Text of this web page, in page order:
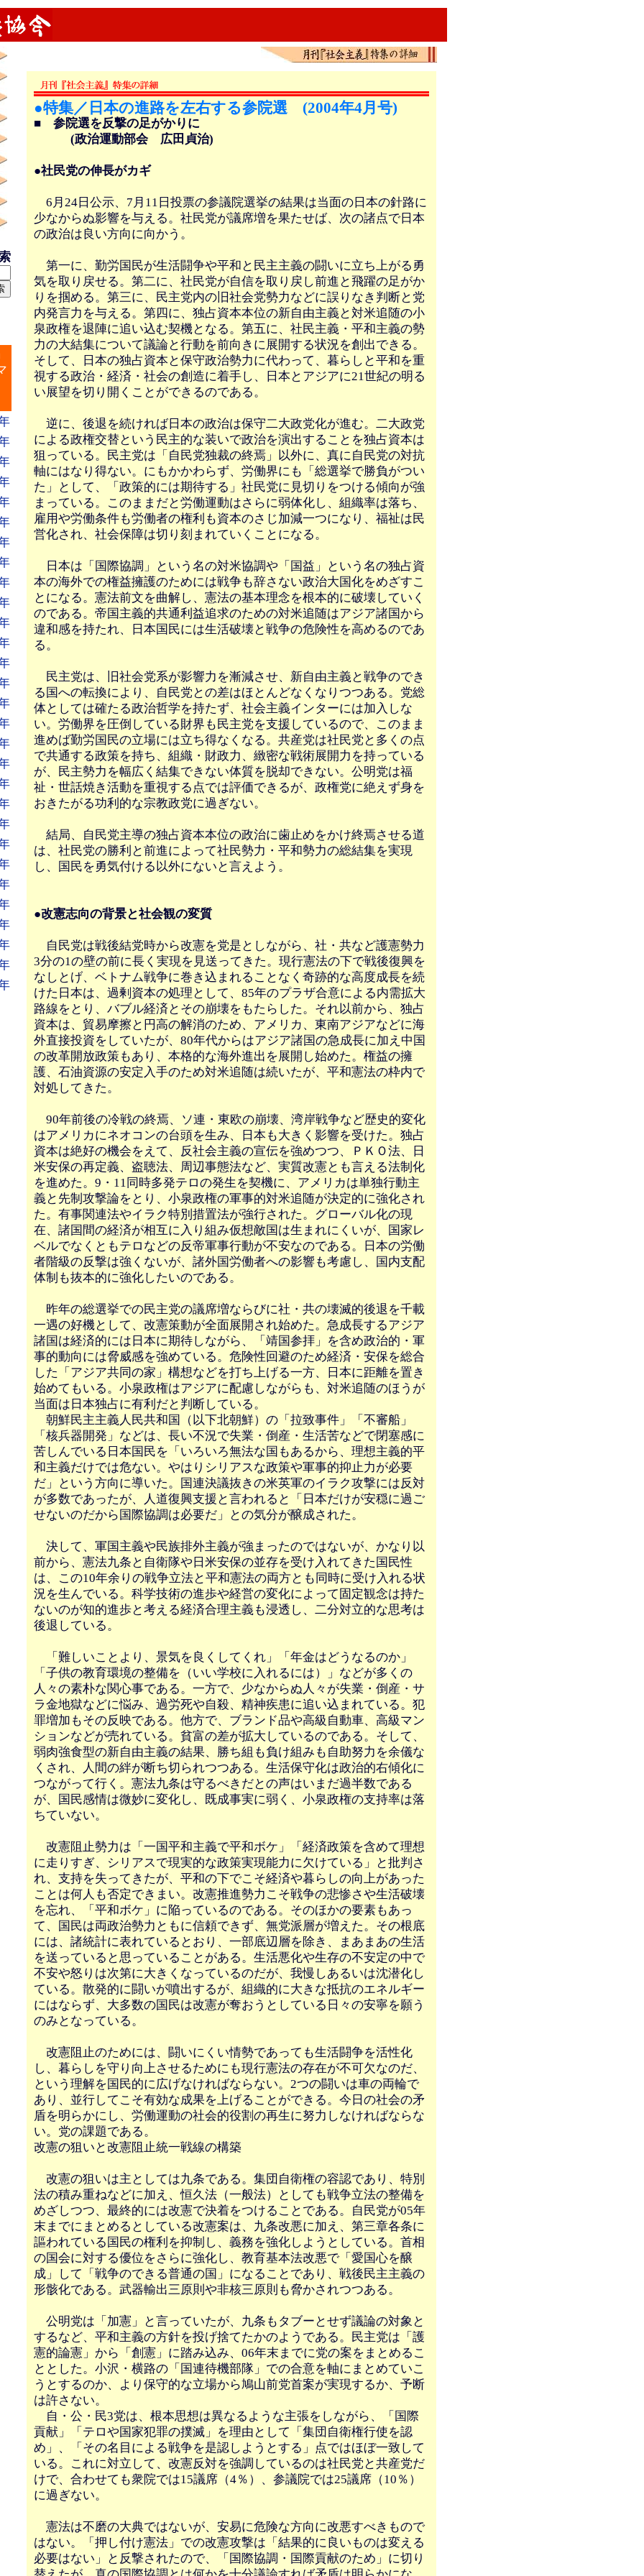
●特集／日本の進路を左右する参院選 (2004年4月号)
■ 参院選を反撃の足がかりに
(政治運動部会 広田貞治)
●社民党の伸長がカギ
6月24日公示、7月11日投票の参議院選挙の結果は当面の日本の針路に
少なからぬ影響を与える。社民党が議席増を果たせば、次の諸点で日本
の政治は良い方向に向かう。
第一に、勤労国民が生活闘争や平和と民主主義の闘いに立ち上がる勇
気を取り戻せる。第二に、社民党が自信を取り戻し前進と飛躍の足がか
りを掴める。第三に、民主党内の旧社会党勢力などに誤りなき判断と党
内発言力を与える。第四に、独占資本本位の新自由主義と対米追随の小
泉政権を退陣に追い込む契機となる。第五に、社民主義・平和主義の勢
力の大結集について議論と行動を前向きに展開する状況を創出できる。
そして、日本の独占資本と保守政治勢力に代わって、暮らしと平和を重
視する政治・経済・社会の創造に着手し、日本とアジアに21世紀の明る
い展望を切り開くことができるのである。
逆に、後退を続ければ日本の政治は保守二大政党化が進む。二大政党
による政権交替という民主的な装いで政治を演出することを独占資本は
狙っている。民主党は「自民党独裁の終焉」以外に、真に自民党の対抗
軸にはなり得ない。にもかかわらず、労働界にも「総選挙で勝負がつい
た」として、「政策的には期待する」社民党に見切りをつける傾向が強
まっている。このままだと労働運動はさらに弱体化し、組織率は落ち、
雇用や労働条件も労働者の権利も資本のさじ加減一つになり、福祉は民
営化され、社会保障は切り刻まれていくことになる。
日本は「国際協調」という名の対米協調や「国益」という名の独占資
本の海外での権益擁護のためには戦争も辞さない政治大国化をめざすこ
とになる。憲法前文を曲解し、憲法の基本理念を根本的に破壊していく
のである。帝国主義的共通利益追求のための対米追随はアジア諸国から
違和感を持たれ、日本国民には生活破壊と戦争の危険性を高めるのであ
る。
民主党は、旧社会党系が影響力を漸減させ、新自由主義と戦争のでき
る国への転換により、自民党との差はほとんどなくなりつつある。党総
体としては確たる政治哲学を持たず、社会主義インターには加入しな
い。労働界を圧倒している財界も民主党を支援しているので、このまま
進めば勤労国民の立場には立ち得なくなる。共産党は社民党と多くの点
で共通する政策を持ち、組織・財政力、緻密な戦術展開力を持っている
が、民主勢力を幅広く結集できない体質を脱却できない。公明党は福
祉・世話焼き活動を重視する点では評価できるが、政権党に絶えず身を
おきたがる功利的な宗教政党に過ぎない。
結局、自民党主導の独占資本本位の政治に歯止めをかけ終焉させる道
は、社民党の勝利と前進によって社民勢力・平和勢力の総結集を実現
し、国民を勇気付ける以外にないと言えよう。
●改憲志向の背景と社会観の変質
自民党は戦後結党時から改憲を党是としながら、社・共など護憲勢力
3分の1の壁の前に長く実現を見送ってきた。現行憲法の下で戦後復興を
なしとげ、ベトナム戦争に巻き込まれることなく奇跡的な高度成長を続
けた日本は、過剰資本の処理として、85年のプラザ合意による内需拡大
路線をとり、バブル経済とその崩壊をもたらした。それ以前から、独占
資本は、貿易摩擦と円高の解消のため、アメリカ、東南アジアなどに海
外直接投資をしていたが、80年代からはアジア諸国の急成長に加え中国
の改革開放政策もあり、本格的な海外進出を展開し始めた。権益の擁
護、石油資源の安定入手のため対米追随は続いたが、平和憲法の枠内で
対処してきた。
90年前後の冷戦の終焉、ソ連・東欧の崩壊、湾岸戦争など歴史的変化
はアメリカにネオコンの台頭を生み、日本も大きく影響を受けた。独占
資本は絶好の機会をえて、反社会主義の宣伝を強めつつ、ＰＫＯ法、日
米安保の再定義、盗聴法、周辺事態法など、実質改憲とも言える法制化
を進めた。9・11同時多発テロの発生を契機に、アメリカは単独行動主
義と先制攻撃論をとり、小泉政権の軍事的対米追随が決定的に強化され
た。有事関連法やイラク特別措置法が強行された。グローバル化の現
在、諸国間の経済が相互に入り組み仮想敵国は生まれにくいが、国家レ
ベルでなくともテロなどの反帝軍事行動が不安なのである。日本の労働
者階級の反撃は強くないが、諸外国労働者への影響も考慮し、国内支配
体制も抜本的に強化したいのである。
昨年の総選挙での民主党の議席増ならびに社・共の壊滅的後退を千載
一遇の好機として、改憲策動が全面展開され始めた。急成長するアジア
諸国は経済的には日本に期待しながら、「靖国参拝」を含め政治的・軍
事的動向には脅威感を強めている。危険性回避のため経済・安保を総合
した「アジア共同の家」構想などを打ち上げる一方、日本に距離を置き
始めてもいる。小泉政権はアジアに配慮しながらも、対米追随のほうが
当面は日本独占に有利だと判断している。
朝鮮民主主義人民共和国（以下北朝鮮）の「拉致事件」「不審船」
「核兵器開発」などは、長い不況で失業・倒産・生活苦などで閉塞感に
苦しんでいる日本国民を「いろいろ無法な国もあるから、理想主義的平
和主義だけでは危ない。やはりシリアスな政策や軍事的抑止力が必要
だ」という方向に導いた。国連決議抜きの米英軍のイラク攻撃には反対
が多数であったが、人道復興支援と言われると「日本だけが安穏に過ご
せないのだから国際協調は必要だ」との気分が醸成された。
決して、軍国主義や民族排外主義が強まったのではないが、かなり以
前から、憲法九条と自衛隊や日米安保の並存を受け入れてきた国民性
は、この10年余りの戦争立法と平和憲法の両方とも同時に受け入れる状
況を生んでいる。科学技術の進歩や経営の変化によって固定観念は持た
ないのが知的進歩と考える経済合理主義も浸透し、二分対立的な思考は
後退している。
「難しいことより、景気を良くしてくれ」「年金はどうなるのか」
「子供の教育環境の整備を（いい学校に入れるには）」などが多くの
人々の素朴な関心事である。一方で、少なからぬ人々が失業・倒産・サ
ラ金地獄などに悩み、過労死や自殺、精神疾患に追い込まれている。犯
罪増加もその反映である。他方で、ブランド品や高級自動車、高級マン
ションなどが売れている。貧富の差が拡大しているのである。そして、
弱肉強食型の新自由主義の結果、勝ち組も負け組みも自助努力を余儀な
くされ、人間の絆が断ち切られつつある。生活保守化は政治的右傾化に
つながって行く。憲法九条は守るべきだとの声はいまだ過半数である
が、国民感情は微妙に変化し、既成事実に弱く、小泉政権の支持率は落
ちていない。
改憲阻止勢力は「一国平和主義で平和ボケ」「経済政策を含めて理想
に走りすぎ、シリアスで現実的な政策実現能力に欠けている」と批判さ
れ、支持を失ってきたが、平和の下でこそ経済や暮らしの向上があった
ことは何人も否定できまい。改憲推進勢力こそ戦争の悲惨さや生活破壊
を忘れ、「平和ボケ」に陥っているのである。そのほかの要素もあっ
て、国民は両政治勢力ともに信頼できず、無党派層が増えた。その根底
には、諸統計に表れているとおり、一部底辺層を除き、まあまあの生活
を送っていると思っていることがある。生活悪化や生存の不安定の中で
不安や怒りは次第に大きくなっているのだが、我慢しあるいは沈潜化し
ている。散発的に闘いが噴出するが、組織的に大きな抵抗のエネルギー
にはならず、大多数の国民は改憲が奪おうとしている日々の安寧を願う
のみとなっている。
改憲阻止のためには、闘いにくい情勢であっても生活闘争を活性化
し、暮らしを守り向上させるためにも現行憲法の存在が不可欠なのだ、
という理解を国民的に広げなければならない。2つの闘いは車の両輪で
あり、並行してこそ有効な成果を上げることができる。今日の社会の矛
盾を明らかにし、労働運動の社会的役割の再生に努力しなければならな
い。党の課題である。
改憲の狙いと改憲阻止統一戦線の構築
改憲の狙いは主としては九条である。集団自衛権の容認であり、特別
法の積み重ねなどに加え、恒久法（一般法）としても戦争立法の整備を
めざしつつ、最終的には改憲で決着をつけることである。自民党が05年
末までにまとめるとしている改憲案は、九条改悪に加え、第三章各条に
謳われている国民の権利を抑制し、義務を強化しようとしている。首相
の国会に対する優位をさらに強化し、教育基本法改悪で「愛国心を醸
成」して「戦争のできる普通の国」になることであり、戦後民主主義の
形骸化である。武器輸出三原則や非核三原則も脅かされつつある。
公明党は「加憲」と言っていたが、九条もタブーとせず議論の対象と
するなど、平和主義の方針を投げ捨てたかのようである。民主党は「護
憲的論憲」から「創憲」に踏み込み、06年末までに党の案をまとめるこ
ととした。小沢・横路の「国連待機部隊」での合意を軸にまとめていこ
うとするのか、より保守的な立場から鳩山前党首案が実現するか、予断
は許さない。
自・公・民3党は、根本思想は異なるような主張をしながら、「国際
貢献」「テロや国家犯罪の撲滅」を理由として「集団自衛権行使を認
め」、「その名目による戦争を是認しようとする」点ではほぼ一致して
いる。これに対立して、改憲反対を強調しているのは社民党と共産党だ
けで、合わせても衆院では15議席（4％）、参議院では25議席（10％）
に過ぎない。
憲法は不磨の大典ではないが、安易に危険な方向に改悪すべきもので
はない。「押し付け憲法」での改憲攻撃は「結果的に良いものは変える
必要はない」と反撃されたので、「国際協調・国際貢献のため」に切り